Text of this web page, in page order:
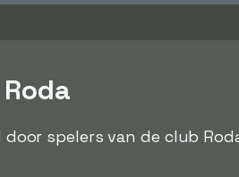
spelers van de club